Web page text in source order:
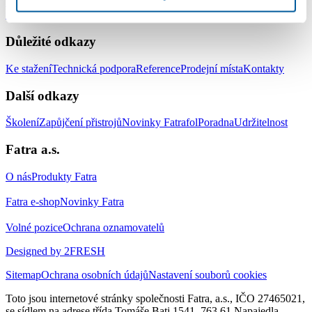
izolaci jezírek a vodních plochDoplňky
Důležité odkazy
Ke staženíTechnická podporaReferenceProdejní místaKontakty
Další odkazy
ŠkoleníZapůjčení přistrojůNovinky FatrafolPoradnaUdržitelnost
Fatra a.s.
O násProdukty Fatra
Fatra e-shopNovinky Fatra
Volné poziceOchrana oznamovatelů
Designed by 2FRESH
SitemapOchrana osobních údajůNastavení souborů cookies
Toto jsou internetové stránky společnosti Fatra, a.s., IČO 27465021,